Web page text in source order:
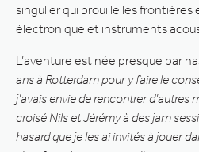
singulier qui brouille les frontières
électronique et instruments
L’aventure est née presque par
ans à Rotterdam pour y faire le
j’avais envie de rencontrer d’autres
croisé Nils et Jérémy à des jam
hasard que je les ai invités à jouer